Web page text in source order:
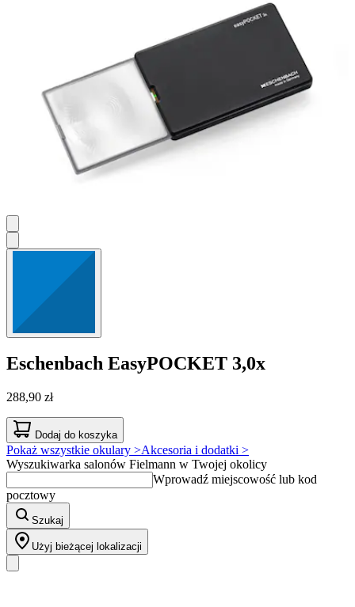
Eschenbach EasyPOCKET 3,0x
288,90 zł
Dodaj do koszyka
Pokaż wszystkie okulary >Akcesoria i dodatki >
Wyszukiwarka salonów Fielmann w Twojej okolicy
Wprowadź miejscowość lub kod
pocztowy
Szukaj
Użyj bieżącej lokalizacji